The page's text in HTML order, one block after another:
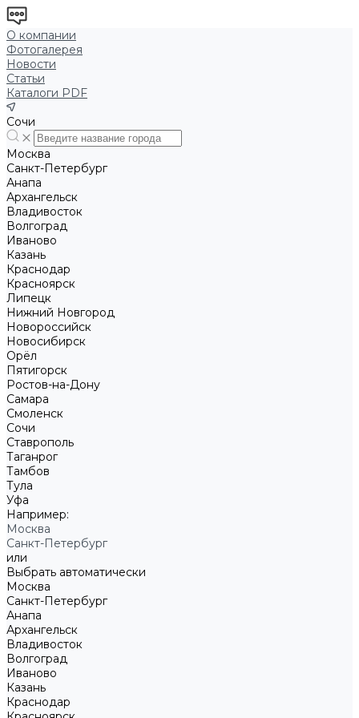
О компании
Фотогалерея
Новости
Статьи
Каталоги PDF
Сочи
Москва
Санкт-Петербург
Анапа
Архангельск
Владивосток
Волгоград
Иваново
Казань
Краснодар
Красноярск
Липецк
Нижний Новгород
Новороссийск
Новосибирск
Орёл
Пятигорск
Ростов-на-Дону
Самара
Смоленск
Сочи
Ставрополь
Таганрог
Тамбов
Тула
Уфа
Например:
Москва
Санкт-Петербург
или
Выбрать автоматически
Москва
Санкт-Петербург
Анапа
Архангельск
Владивосток
Волгоград
Иваново
Казань
Краснодар